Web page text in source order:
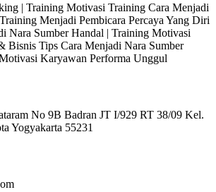
| Training Motivasi Training Cara Menjadi
Menjadi Pembicara Percaya Yang Diri
Nara Sumber Handal | Training Motivasi
Bisnis Tips Cara Menjadi Nara Sumber
Karyawan Performa Unggul
No 9B Badran JT I/929 RT 38/09 Kel.
Yogyakarta 55231